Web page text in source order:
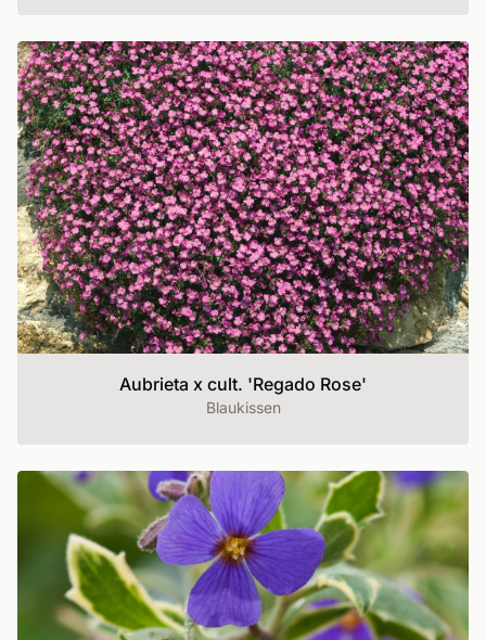
Aubrieta x cult. 'Regado Rose'
Blaukissen